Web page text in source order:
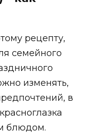
рецепту,
семейного
изменять,
в
блюдом.